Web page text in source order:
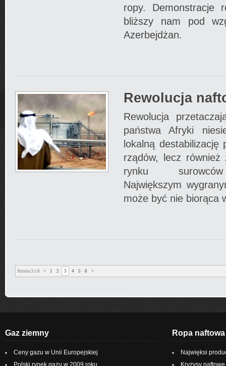
ropy. Demonstracje
bliższy nam pod
Azerbejdżan.
Rewolucja
Rewolucja
państwa Afryki
lokalną destabilizację
rządów, lecz również
rynku
Największym
może być nie biorąca
Strona 3 z 6 < 1 2 3 4 5 6 >
Gaz ziemny
Ceny gazu w Unii Europejskiej
Polski rynek gazu w 2009 roku
Ropa naftowa
Najwięksi
Kryzysy naftowe